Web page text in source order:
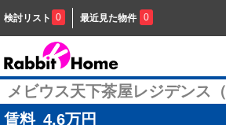
検討リスト 0 最近見た物件 0
メビウス天下茶屋レジデンス（
賃料 4.6万円